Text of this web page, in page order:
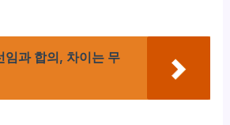
임과 합의, 차이는 무